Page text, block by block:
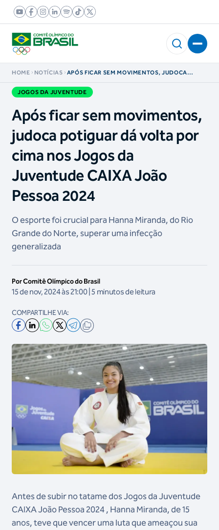
HOME NOTÍCIAS
APÓS FICAR SEM MOVIMENTOS, JUDOCA
JUVENTUDE CAIXA JOÃO PESSOA 2024
JOGOS DA JUVENTUDE
Após ficar sem movimentos,
judoca potiguar dá volta por
cima nos Jogos da
Juventude CAIXA João
Pessoa 2024
O esporte foi crucial para Hanna Miranda, do Rio
Grande do Norte, superar uma infecção
generalizada
Por Comitê Olímpico do Brasil
15 de nov, 2024 às 21:00 | 5 minutos de leitura
COMPARTILHE VIA:
Antes de subir no tatame dos Jogos da Juventude
CAIXA João Pessoa 2024 , Hanna Miranda, de 15
anos, teve que vencer uma luta que ameaçou sua